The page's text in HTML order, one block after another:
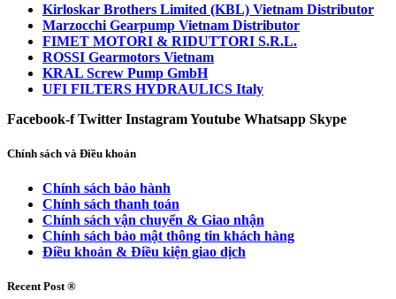
Kirloskar Brothers Limited (KBL) Vietnam Distributor
Marzocchi Gearpump Vietnam Distributor
FIMET MOTORI & RIDUTTORI S.R.L.
ROSSI Gearmotors Vietnam
KRAL Screw Pump GmbH
UFI FILTERS HYDRAULICS Italy
Facebook-f Twitter InstagramYoutube Whatsapp Skype
Chính sách và Điều khoản
Chính sách bảo hành
Chính sách thanh toán
Chính sách vận chuyển & Giao nhận
Chính sách bảo mật thông tin khách hàng
Điều khoản & Điều kiện giao dịch
Recent Post ®